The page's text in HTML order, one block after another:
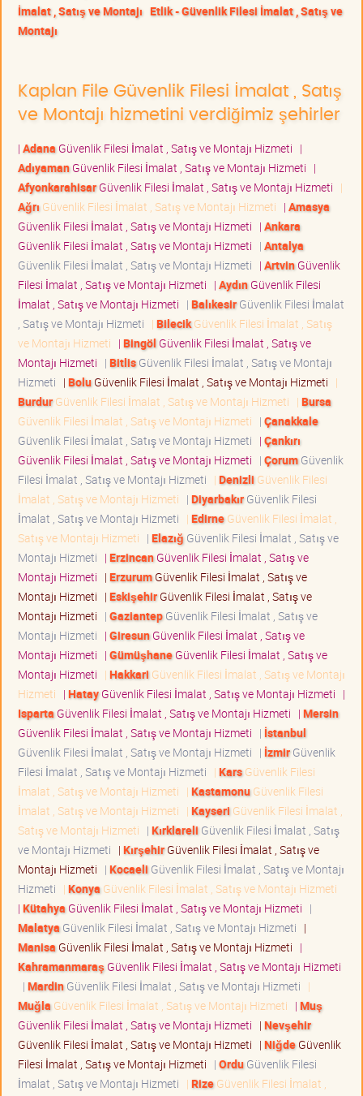
İmalat , Satış ve Montajı Etlik - Güvenlik Filesi İmalat , Satış ve
Montajı
Kaplan File Güvenlik Filesi İmalat , Satış
ve Montajı hizmetini verdiğimiz şehirler
| Adana Güvenlik Filesi İmalat , Satış ve Montajı Hizmeti |
AdıyamanGüvenlik Filesi İmalat , Satış ve Montajı Hizmeti |
AfyonkarahisarGüvenlik Filesi İmalat , Satış ve Montajı Hizmeti |
Ağrı Güvenlik Filesi İmalat , Satış ve Montajı Hizmeti | Amasya
Güvenlik Filesi İmalat , Satış ve Montajı Hizmeti | Ankara
Güvenlik Filesi İmalat , Satış ve Montajı Hizmeti | Antalya
Güvenlik Filesi İmalat , Satış ve Montajı Hizmeti | ArtvinGüvenlik
Filesi İmalat , Satış ve Montajı Hizmeti | AydınGüvenlik Filesi
İmalat , Satış ve Montajı Hizmeti | BalıkesirGüvenlik Filesi İmalat
, Satış ve Montajı Hizmeti | BilecikGüvenlik Filesi İmalat , Satış
ve Montajı Hizmeti | Bingöl Güvenlik Filesi İmalat , Satış ve
Montajı Hizmeti | BitlisGüvenlik Filesi İmalat , Satış ve Montajı
Hizmeti | BoluGüvenlik Filesi İmalat , Satış ve Montajı Hizmeti |
BurdurGüvenlik Filesi İmalat , Satış ve Montajı Hizmeti | Bursa
Güvenlik Filesi İmalat , Satış ve Montajı Hizmeti | Çanakkale
Güvenlik Filesi İmalat , Satış ve Montajı Hizmeti | Çankırı
Güvenlik Filesi İmalat , Satış ve Montajı Hizmeti | ÇorumGüvenlik
Filesi İmalat , Satış ve Montajı Hizmeti | Denizli Güvenlik Filesi
İmalat , Satış ve Montajı Hizmeti | DiyarbakırGüvenlik Filesi
İmalat , Satış ve Montajı Hizmeti | EdirneGüvenlik Filesi İmalat ,
Satış ve Montajı Hizmeti | Elazığ Güvenlik Filesi İmalat , Satış ve
Montajı Hizmeti | ErzincanGüvenlik Filesi İmalat , Satış ve
Montajı Hizmeti | ErzurumGüvenlik Filesi İmalat , Satış ve
Montajı Hizmeti | EskişehirGüvenlik Filesi İmalat , Satış ve
Montajı Hizmeti | GaziantepGüvenlik Filesi İmalat , Satış ve
Montajı Hizmeti | GiresunGüvenlik Filesi İmalat , Satış ve
Montajı Hizmeti | GümüşhaneGüvenlik Filesi İmalat , Satış ve
Montajı Hizmeti | Hakkari Güvenlik Filesi İmalat , Satış ve Montajı
Hizmeti | HatayGüvenlik Filesi İmalat , Satış ve Montajı Hizmeti |
Isparta Güvenlik Filesi İmalat , Satış ve Montajı Hizmeti | Mersin
Güvenlik Filesi İmalat , Satış ve Montajı Hizmeti | İstanbul
Güvenlik Filesi İmalat , Satış ve Montajı Hizmeti | İzmirGüvenlik
Filesi İmalat , Satış ve Montajı Hizmeti | KarsGüvenlik Filesi
İmalat , Satış ve Montajı Hizmeti | KastamonuGüvenlik Filesi
İmalat , Satış ve Montajı Hizmeti | Kayseri Güvenlik Filesi İmalat ,
Satış ve Montajı Hizmeti | Kırklareli Güvenlik Filesi İmalat , Satış
ve Montajı Hizmeti | KırşehirGüvenlik Filesi İmalat , Satış ve
Montajı Hizmeti | Kocaeli Güvenlik Filesi İmalat , Satış ve Montajı
Hizmeti | Konya Güvenlik Filesi İmalat , Satış ve Montajı Hizmeti
| Kütahya Güvenlik Filesi İmalat , Satış ve Montajı Hizmeti |
Malatya Güvenlik Filesi İmalat , Satış ve Montajı Hizmeti |
Manisa Güvenlik Filesi İmalat , Satış ve Montajı Hizmeti |
Kahramanmaraş Güvenlik Filesi İmalat , Satış ve Montajı Hizmeti
| MardinGüvenlik Filesi İmalat , Satış ve Montajı Hizmeti |
Muğla Güvenlik Filesi İmalat , Satış ve Montajı Hizmeti | Muş
Güvenlik Filesi İmalat , Satış ve Montajı Hizmeti | Nevşehir
Güvenlik Filesi İmalat , Satış ve Montajı Hizmeti | NiğdeGüvenlik
Filesi İmalat , Satış ve Montajı Hizmeti | OrduGüvenlik Filesi
İmalat , Satış ve Montajı Hizmeti | RizeGüvenlik Filesi İmalat ,